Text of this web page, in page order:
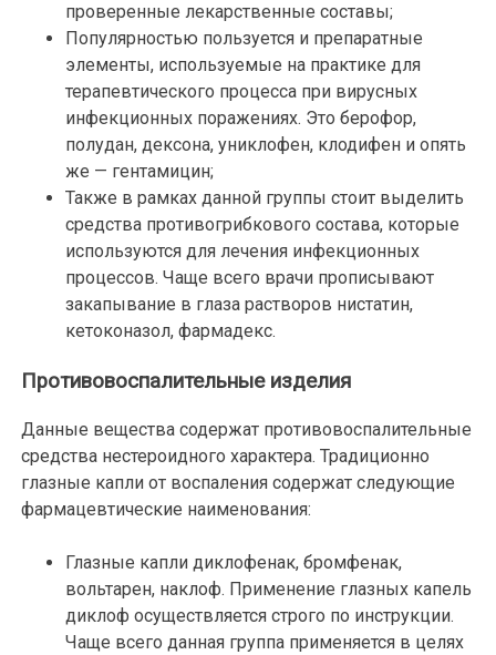
проверенные лекарственные составы;
Популярностью пользуется и препаратные
элементы, используемые на практике для
терапевтического процесса при вирусных
инфекционных поражениях. Это берофор,
полудан, дексона, униклофен, клодифен и опять
же — гентамицин;
Также в рамках данной группы стоит выделить
средства противогрибкового состава, которые
используются для лечения инфекционных
процессов. Чаще всего врачи прописывают
закапывание в глаза растворов нистатин,
кетоконазол, фармадекс.
Противовоспалительные изделия
Данные вещества содержат противовоспалительные
средства нестероидного характера. Традиционно
глазные капли от воспаления содержат следующие
фармацевтические наименования:
Глазные капли диклофенак, бромфенак,
вольтарен, наклоф. Применение глазных капель
диклоф осуществляется строго по инструкции.
Чаще всего данная группа применяется в целях